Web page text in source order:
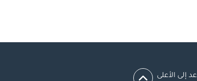
عد إلى الأعلى